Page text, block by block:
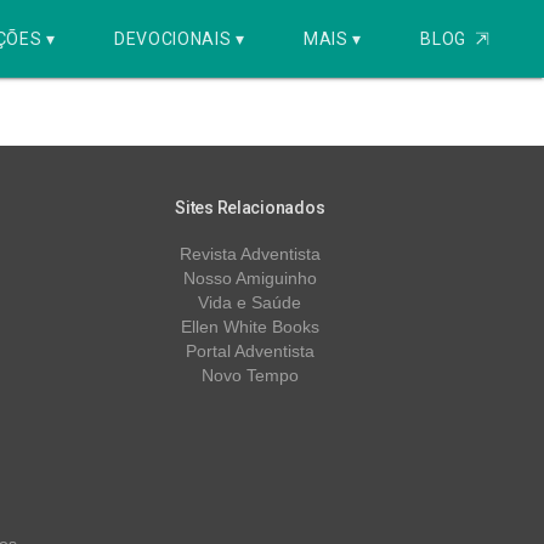
▾ DEVOCIONAIS ▾ MAIS ▾ BLOG ⇱
Sites Relacionados
Revista Adventista
Nosso Amiguinho
Vida e Saúde
Ellen White Books
Portal Adventista
Novo Tempo